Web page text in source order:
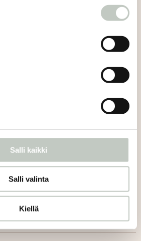
Salli kaikki
Salli valinta
Kiellä
tunnille ja juomaan
Jaa artikkeli: